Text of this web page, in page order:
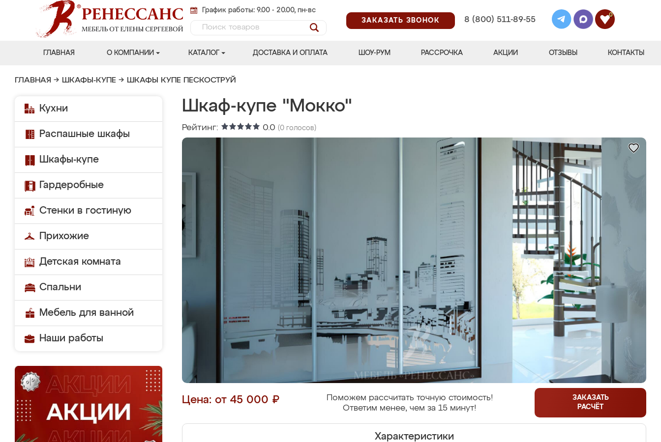
График работы: 9.00 - 20.00, пн-вс
ЗАКАЗАТЬ ЗВОНОК
8 (800) 511-89-55
0
ГЛАВНАЯ О КОМПАНИИ КАТАЛОГ ДОСТАВКА И ОПЛАТА ШОУ-РУМ РАССРОЧКА АКЦИИ ОТЗЫВЫ КОНТАКТЫ
ГЛАВНАЯ → ШКАФЫ-КУПЕ → ШКАФЫ КУПЕ ПЕСКОСТРУЙ
Кухни
Распашные шкафы
Шкафы-купе
Гардеробные
Стенки в гостиную
Прихожие
Детская комната
Спальни
Мебель для ванной
Наши работы
Шкаф-купе "Мокко"
Рейтинг: 0.0 (0 голосов)
Цена: от 45 000 ₽
Поможем рассчитать точную стоимость!
Ответим менее, чем за 15 минут!
ЗАКАЗАТЬ
РАСЧЁТ
Характеристики